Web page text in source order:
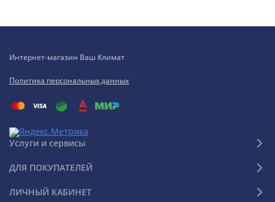
Интернет-магазин Ваш Климат
Политика персональных данных
Услуги и сервисы
ДЛЯ ПОКУПАТЕЛЕЙ
ЛИЧНЫЙ КАБИНЕТ